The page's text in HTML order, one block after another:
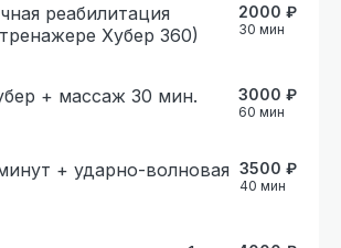
реабилитация
Хубер 360)
30 мин
2000 ₽
+ массаж 30 мин.
60 мин
3000 ₽
+ ударно-волновая
40 мин
3500 ₽